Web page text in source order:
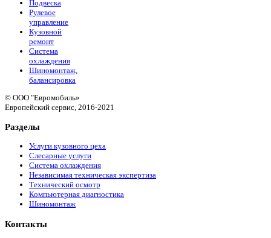
Подвеска
Рулевое
управление
Кузовной
ремонт
Система
охлаждения
Шиномонтаж,
балансировка
© ООО "Евромобиль»
Европейский сервис, 2016-2021
Разделы
Услуги кузовного цеха
Слесарные услуги
Система охлаждения
Независимая техническая экспертиза
Технический осмотр
Компьютерная диагностика
Шиномонтаж
Контакты